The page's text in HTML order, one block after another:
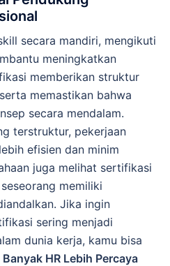
secara mandiri, mengikuti
meningkatkan
memberikan struktur
memastikan bahwa
secara mendalam.
terstruktur, pekerjaan
efisien dan minim
juga melihat sertifikasi
memiliki
Jika ingin
sering menjadi
dunia kerja, kamu bisa
Banyak HR Lebih Percaya